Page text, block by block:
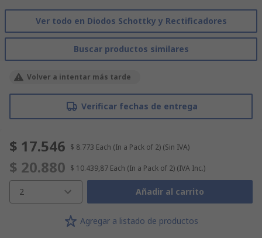
Ver todo en Diodos Schottky y Rectificadores
Buscar productos similares
Volver a intentar más tarde
Verificar fechas de entrega
$ 17.546 $ 8.773 Each (In a Pack of 2) (Sin IVA)
$ 20.880 $ 10.439,87 Each (In a Pack of 2) (IVA Inc.)
2 Añadir al carrito
Agregar a listado de productos